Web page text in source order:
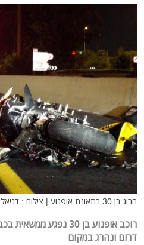
הרוג בן 30 בתאונת אופנוע | צילום : דניאל שבוטיה תיעוד מבצעי מד"א
דרום ונהרג במקום